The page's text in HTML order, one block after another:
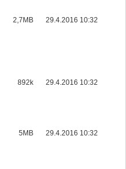
2,7MB 29.4.2016 10:32
892k 29.4.2016 10:32
5MB 29.4.2016 10:32